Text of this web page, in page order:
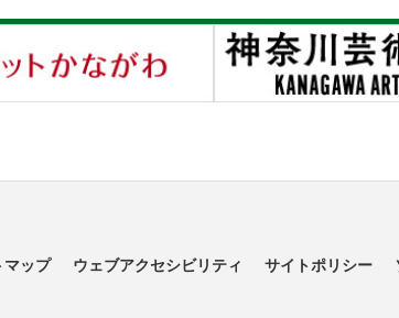
マップ ウェブアクセシビリティ サイトポリシー